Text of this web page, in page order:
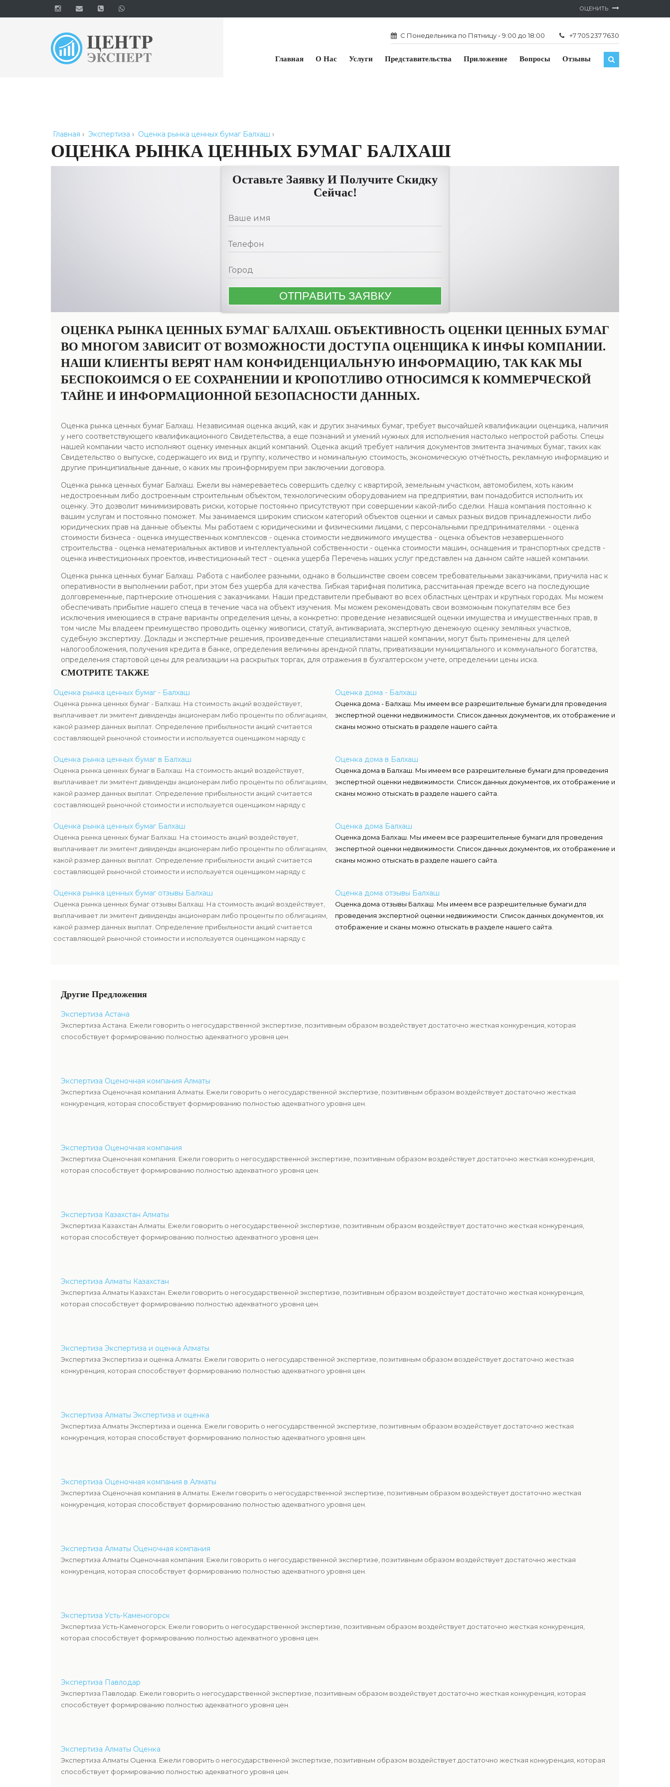
ОЦЕНИТЬ
С Понедельника по Пятницу - 9:00 до 18:00 +7 705 237 7630
Главная О Нас Услуги Представительства Приложение Вопросы Отзывы
Главная › Экспертиза › Оценка рынка ценных бумаг Балхаш ›
ОЦЕНКА РЫНКА ЦЕННЫХ БУМАГ БАЛХАШ
Оставьте Заявку И Получите Скидку
Сейчас!
ОЦЕНКА РЫНКА ЦЕННЫХ БУМАГ БАЛХАШ. ОБЪЕКТИВНОСТЬ ОЦЕНКИ ЦЕННЫХ БУМАГ
ВО МНОГОМ ЗАВИСИТ ОТ ВОЗМОЖНОСТИ ДОСТУПА ОЦЕНЩИКА К ИНФЫ КОМПАНИИ.
НАШИ КЛИЕНТЫ ВЕРЯТ НАМ КОНФИДЕНЦИАЛЬНУЮ ИНФОРМАЦИЮ, ТАК КАК МЫ
БЕСПОКОИМСЯ О ЕЕ СОХРАНЕНИИ И КРОПОТЛИВО ОТНОСИМСЯ К КОММЕРЧЕСКОЙ
ТАЙНЕ И ИНФОРМАЦИОННОЙ БЕЗОПАСНОСТИ ДАННЫХ.
Оценка рынка ценных бумаг Балхаш. Независимая оценка акций, как и других значимых бумаг, требует высочайшей квалификации оценщика, наличия
у него соответствующего квалификационного Свидетельства, а еще познаний и умений нужных для исполнения настолько непростой работы. Спецы
нашей компании часто исполняют оценку именных акций компаний. Оценка акций требует наличия документов эмитента значимых бумаг, таких как
Свидетельство о выпуске, содержащего их вид и группу, количество и номинальную стоимость, экономическую отчётность, рекламную информацию и
другие принципиальные данные, о каких мы проинформируем при заключении договора.
Оценка рынка ценных бумаг Балхаш. Ежели вы намереваетесь совершить сделку с квартирой, земельным участком, автомобилем, хоть каким
недостроенным либо достроенным строительным объектом, технологическим оборудованием на предприятии, вам понадобится исполнить их
оценку. Это дозволит минимизировать риски, которые постоянно присутствуют при совершении какой-либо сделки. Наша компания постоянно к
вашим услугам и постоянно поможет. Мы занимаемся широким списком категорий объектов оценки и самых разных видов принадлежности либо
юридических прав на данные объекты. Мы работаем с юридическими и физическими лицами, с персональными предпринимателями. - оценка
стоимости бизнеса - оценка имущественных комплексов - оценка стоимости недвижимого имущества - оценка объектов незавершенного
строительства - оценка нематериальных активов и интеллектуальной собственности - оценка стоимости машин, оснащения и транспортных средств -
оценка инвестиционных проектов, инвестиционный тест - оценка ущерба Перечень наших услуг представлен на данном сайте нашей компании.
Оценка рынка ценных бумаг Балхаш. Работа с наиболее разными, однако в большинстве своем совсем требовательными заказчиками, приучила нас к
оперативности в выполнении работ, при этом без ущерба для качества. Гибкая тарифная политика, рассчитанная прежде всего на последующие
долговременные, партнерские отношения с заказчиками. Наши представители пребывают во всех областных центрах и крупных городах. Мы можем
обеспечивать прибытие нашего спеца в течение часа на объект изучения. Мы можем рекомендовать свои возможным покупателям все без
исключения имеющиеся в стране варианты определения цены, а конкретно: проведение независящей оценки имущества и имущественных прав, в
том числе Мы владеем преимущество проводить оценку живописи, статуй, антиквариата, экспертную денежную оценку земляных участков,
судебную экспертизу. Доклады и экспертные решения, произведенные специалистами нашей компании, могут быть применены для целей
налогообложения, получения кредита в банке, определения величины арендной платы, приватизации муниципального и коммунального богатства,
определения стартовой цены для реализации на раскрытых торгах, для отражения в бухгалтерском учете, определении цены иска.
СМОТРИТЕ ТАКЖЕ
Оценка рынка ценных бумаг - Балхаш
Оценка рынка ценных бумаг - Балхаш. На стоимость акций воздействует,
выплачивает ли эмитент дивиденды акционерам либо проценты по облигациям,
какой размер данных выплат. Определение прибыльности акций считается
составляющей рыночной стоимости и используется оценщиком наряду с
ценных бумаг.
Оценка рынка ценных бумаг в Балхаш
Оценка рынка ценных бумаг в Балхаш. На стоимость акций воздействует,
выплачивает ли эмитент дивиденды акционерам либо проценты по облигациям,
какой размер данных выплат. Определение прибыльности акций считается
составляющей рыночной стоимости и используется оценщиком наряду с
ценных бумаг.
Оценка рынка ценных бумаг Балхаш
Оценка рынка ценных бумаг Балхаш. На стоимость акций воздействует,
выплачивает ли эмитент дивиденды акционерам либо проценты по облигациям,
какой размер данных выплат. Определение прибыльности акций считается
составляющей рыночной стоимости и используется оценщиком наряду с
ценных бумаг.
Оценка рынка ценных бумаг отзывы Балхаш
Оценка рынка ценных бумаг отзывы Балхаш. На стоимость акций воздействует,
выплачивает ли эмитент дивиденды акционерам либо проценты по облигациям,
какой размер данных выплат. Определение прибыльности акций считается
составляющей рыночной стоимости и используется оценщиком наряду с
Оценка дома - Балхаш
Оценка дома - Балхаш. Мы имеем все разрешительные бумаги для проведения
экспертной оценки недвижимости. Список данных документов, их отображение и
сканы можно отыскать в разделе нашего сайта.
Оценка дома в Балхаш
Оценка дома в Балхаш. Мы имеем все разрешительные бумаги для проведения
экспертной оценки недвижимости. Список данных документов, их отображение и
сканы можно отыскать в разделе нашего сайта.
Оценка дома Балхаш
Оценка дома Балхаш. Мы имеем все разрешительные бумаги для проведения
экспертной оценки недвижимости. Список данных документов, их отображение и
сканы можно отыскать в разделе нашего сайта.
Оценка дома отзывы Балхаш
Оценка дома отзывы Балхаш. Мы имеем все разрешительные бумаги для
проведения экспертной оценки недвижимости. Список данных документов, их
отображение и сканы можно отыскать в разделе нашего сайта.
Другие Предложения
Экспертиза Астана
Экспертиза Астана. Ежели говорить о негосударственной экспертизе, позитивным образом воздействует достаточно жесткая конкуренция, которая
способствует формированию полностью адекватного уровня цен.
Экспертиза Оценочная компания Алматы
Экспертиза Оценочная компания Алматы. Ежели говорить о негосударственной экспертизе, позитивным образом воздействует достаточно жесткая
конкуренция, которая способствует формированию полностью адекватного уровня цен.
Экспертиза Оценочная компания
Экспертиза Оценочная компания. Ежели говорить о негосударственной экспертизе, позитивным образом воздействует достаточно жесткая конкуренция,
которая способствует формированию полностью адекватного уровня цен.
Экспертиза Казахстан Алматы
Экспертиза Казахстан Алматы. Ежели говорить о негосударственной экспертизе, позитивным образом воздействует достаточно жесткая конкуренция,
которая способствует формированию полностью адекватного уровня цен.
Экспертиза Алматы Казахстан
Экспертиза Алматы Казахстан. Ежели говорить о негосударственной экспертизе, позитивным образом воздействует достаточно жесткая конкуренция,
которая способствует формированию полностью адекватного уровня цен.
Экспертиза Экспертиза и оценка Алматы
Экспертиза Экспертиза и оценка Алматы. Ежели говорить о негосударственной экспертизе, позитивным образом воздействует достаточно жесткая
конкуренция, которая способствует формированию полностью адекватного уровня цен.
Экспертиза Алматы Экспертиза и оценка
Экспертиза Алматы Экспертиза и оценка. Ежели говорить о негосударственной экспертизе, позитивным образом воздействует достаточно жесткая
конкуренция, которая способствует формированию полностью адекватного уровня цен.
Экспертиза Оценочная компания в Алматы
Экспертиза Оценочная компания в Алматы. Ежели говорить о негосударственной экспертизе, позитивным образом воздействует достаточно жесткая
конкуренция, которая способствует формированию полностью адекватного уровня цен.
Экспертиза Алматы Оценочная компания
Экспертиза Алматы Оценочная компания. Ежели говорить о негосударственной экспертизе, позитивным образом воздействует достаточно жесткая
конкуренция, которая способствует формированию полностью адекватного уровня цен.
Экспертиза Усть-Каменогорск
Экспертиза Усть-Каменогорск. Ежели говорить о негосударственной экспертизе, позитивным образом воздействует достаточно жесткая конкуренция,
которая способствует формированию полностью адекватного уровня цен.
Экспертиза Павлодар
Экспертиза Павлодар. Ежели говорить о негосударственной экспертизе, позитивным образом воздействует достаточно жесткая конкуренция, которая
способствует формированию полностью адекватного уровня цен.
Экспертиза Алматы Оценка
Экспертиза Алматы Оценка. Ежели говорить о негосударственной экспертизе, позитивным образом воздействует достаточно жесткая конкуренция, которая
способствует формированию полностью адекватного уровня цен.